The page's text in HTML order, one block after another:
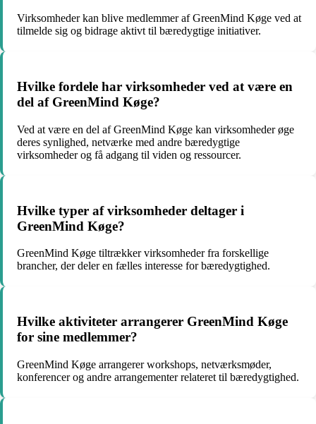
Virksomheder kan blive medlemmer af GreenMind Køge ved at
tilmelde sig og bidrage aktivt til bæredygtige initiativer.
Hvilke fordele har virksomheder ved at være en
del af GreenMind Køge?
Ved at være en del af GreenMind Køge kan virksomheder øge
deres synlighed, netværke med andre bæredygtige
virksomheder og få adgang til viden og ressourcer.
Hvilke typer af virksomheder deltager i
GreenMind Køge?
GreenMind Køge tiltrækker virksomheder fra forskellige
brancher, der deler en fælles interesse for bæredygtighed.
Hvilke aktiviteter arrangerer GreenMind Køge
for sine medlemmer?
GreenMind Køge arrangerer workshops, netværksmøder,
konferencer og andre arrangementer relateret til bæredygtighed.